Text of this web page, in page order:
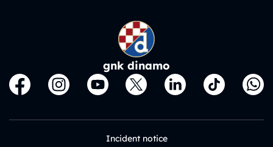
gnk dinamo
Incident notice